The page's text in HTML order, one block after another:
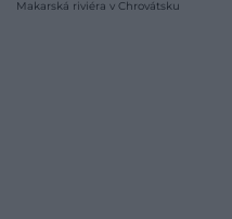
Makarská riviéra v Chrovátsku